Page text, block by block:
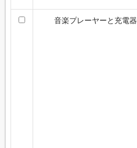
音楽プレーヤーと充電器